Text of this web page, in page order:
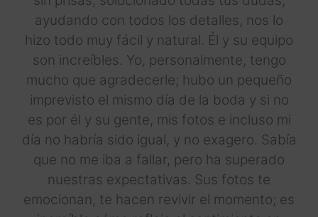
ayudando con todos los detalles, nos lo
hizo todo muy fácil y natural. Él y su equipo
son increíbles. Yo, personalmente, tengo
mucho que agradecerle; hubo un pequeño
imprevisto el mismo día de la boda y si no
es por él y su gente, mis fotos e incluso mi
día no habría sido igual, y no exagero. Sabía
que no me iba a fallar, pero ha superado
nuestras expectativas. Sus fotos te
emocionan, te hacen revivir el momento; es